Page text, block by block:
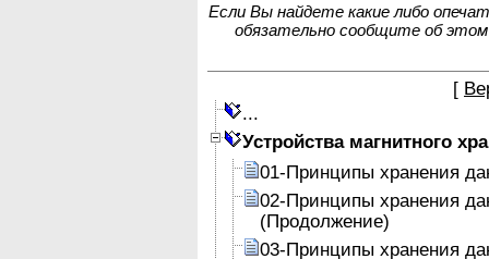
Если Вы найдете какие либо
обязательно сообщите об
[
Устройства магнитного
01-Принципы хранения
02-Принципы хранения
(Продолжение)
03-Принципы хранения